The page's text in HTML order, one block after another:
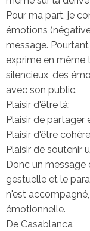
Pour ma part, je
émotions
message.
exprime en même
silencieux, des
avec son public.
Plaisir d'être là;
Plaisir de partager
Plaisir d'être
Plaisir de soutenir
Donc un
gestuelle et le
n'est
émotionnelle.
De Casablanca